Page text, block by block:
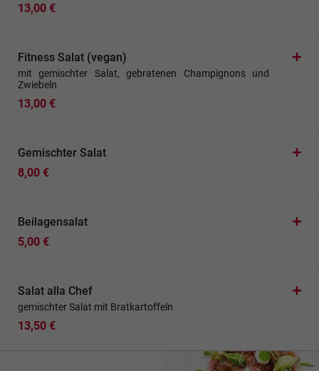
13,00 €
Fitness Salat (vegan)
mit gemischter Salat, gebratenen Champignons und
Zwiebeln
13,00 €
Gemischter Salat
8,00 €
Beilagensalat
5,00 €
Salat alla Chef
gemischter Salat mit Bratkartoffeln
13,50 €